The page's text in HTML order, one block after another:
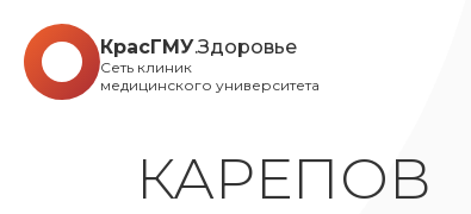
КрасГМУ.Здоровье
Сеть клиник
медицинского университета
КАРЕПОВ